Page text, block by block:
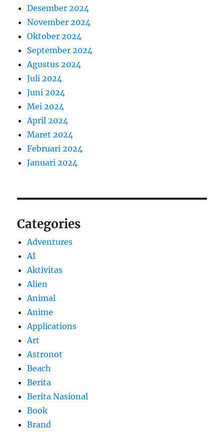
Desember 2024
November 2024
Oktober 2024
September 2024
Agustus 2024
Juli 2024
Juni 2024
Mei 2024
April 2024
Maret 2024
Februari 2024
Januari 2024
Categories
Adventures
AI
Aktivitas
Alien
Animal
Anime
Applications
Art
Astronot
Beach
Berita
Berita Nasional
Book
Brand